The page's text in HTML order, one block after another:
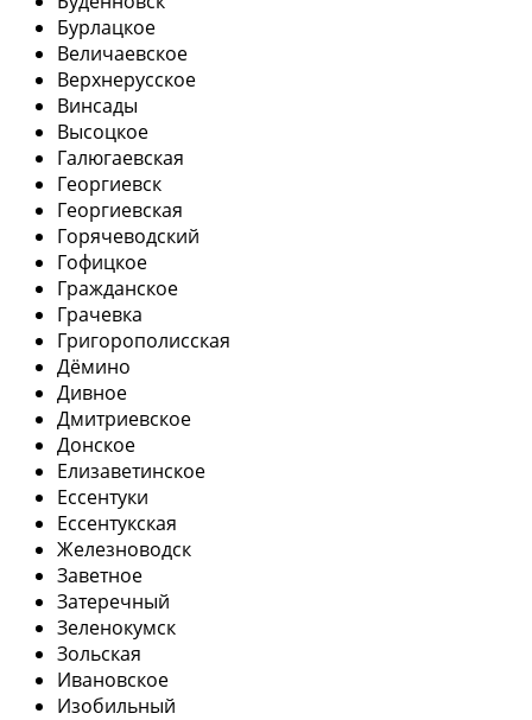
Бурлацкое
Величаевское
Верхнерусское
Винсады
Высоцкое
Галюгаевская
Георгиевск
Георгиевская
Горячеводский
Гофицкое
Гражданское
Грачевка
Григорополисская
Дёмино
Дивное
Дмитриевское
Донское
Елизаветинское
Ессентуки
Ессентукская
Железноводск
Заветное
Затеречный
Зеленокумск
Зольская
Ивановское
Изобильный